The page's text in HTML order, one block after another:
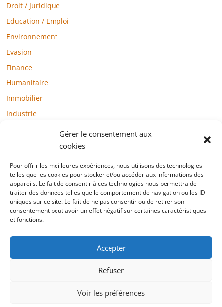
Gérer le consentement aux
cookies
Pour offrir les meilleures expériences, nous utilisons des technologies
telles que les cookies pour stocker et/ou accéder aux informations des
appareils. Le fait de consentir à ces technologies nous permettra de
traiter des données telles que le comportement de navigation ou les ID
uniques sur ce site. Le fait de ne pas consentir ou de retirer son
consentement peut avoir un effet négatif sur certaines caractéristiques
et fonctions.
Accepter
Refuser
Voir les préférences
Droit / Juridique
Education / Emploi
Environnement
Evasion
Finance
Humanitaire
Immobilier
Industrie
Mode / Beauté / Bien-être
Santé
Société
Sports
Technologie / Internet
Mentions légales